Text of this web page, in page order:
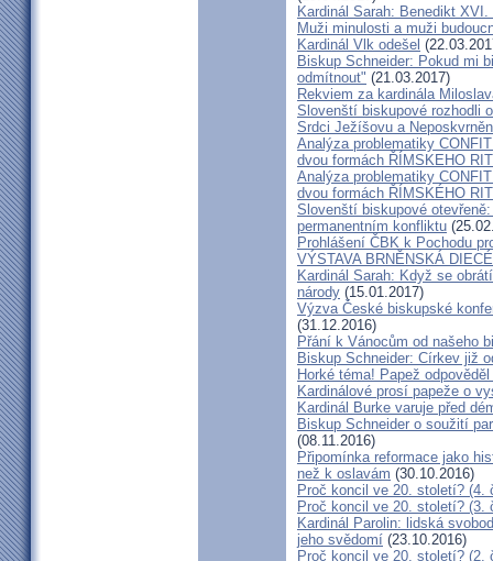
Kardinál Sarah: Benedikt
Muži minulosti a muži
Kardinál Vlk odešel
Biskup Schneider: Pokud mi
odmítnout" (21.03.2017)
Rekviem za kardinála
Slovenští biskupové rozhodli
Srdci Ježíšovu a
Analýza problematiky
dvou formách ŘÍMSKEHO
Analýza problematiky
dvou formách ŘÍMSKÉHO
Slovenští biskupové
permanentním konfliktu
Prohlášení ČBK k Pochodu
VÝSTAVA BRNĚNSKÁ
Kardinál Sarah: Když se
národy (15.01.2017)
Výzva České biskupské
(31.12.2016)
Přání k Vánocům od našeho
Biskup Schneider: Církev již
Horké téma! Papež
Kardinálové prosí papeže o
Kardinál Burke varuje před
Biskup Schneider o soužití
(08.11.2016)
Připomínka reformace jako
než k oslavám (30.10.2016)
Proč koncil ve 20. století? (4.
Proč koncil ve 20. století? (3.
Kardinál Parolin: lidská
jeho svědomí (23.10.2016)
Proč koncil ve 20. století? (2.